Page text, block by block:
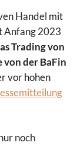
Handel mit
Anfang 2023
Trading von
von der BaFin
vor hohen
noch